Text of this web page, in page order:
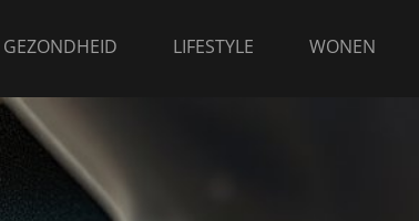
GEZONDHEID LIFESTYLE WONEN